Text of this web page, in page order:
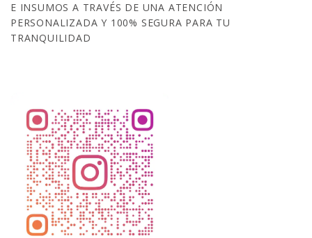
E INSUMOS A TRAVÉS DE UNA ATENCIÓN
PERSONALIZADA Y 100% SEGURA PARA TU
TRANQUILIDAD